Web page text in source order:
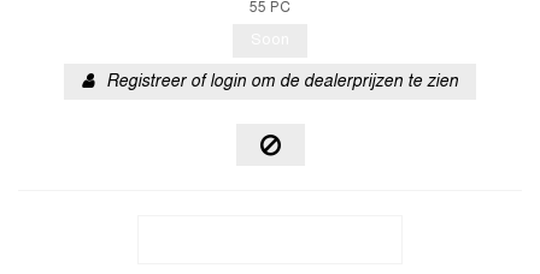
55 PC
Registreer of login om de dealerprijzen te zien